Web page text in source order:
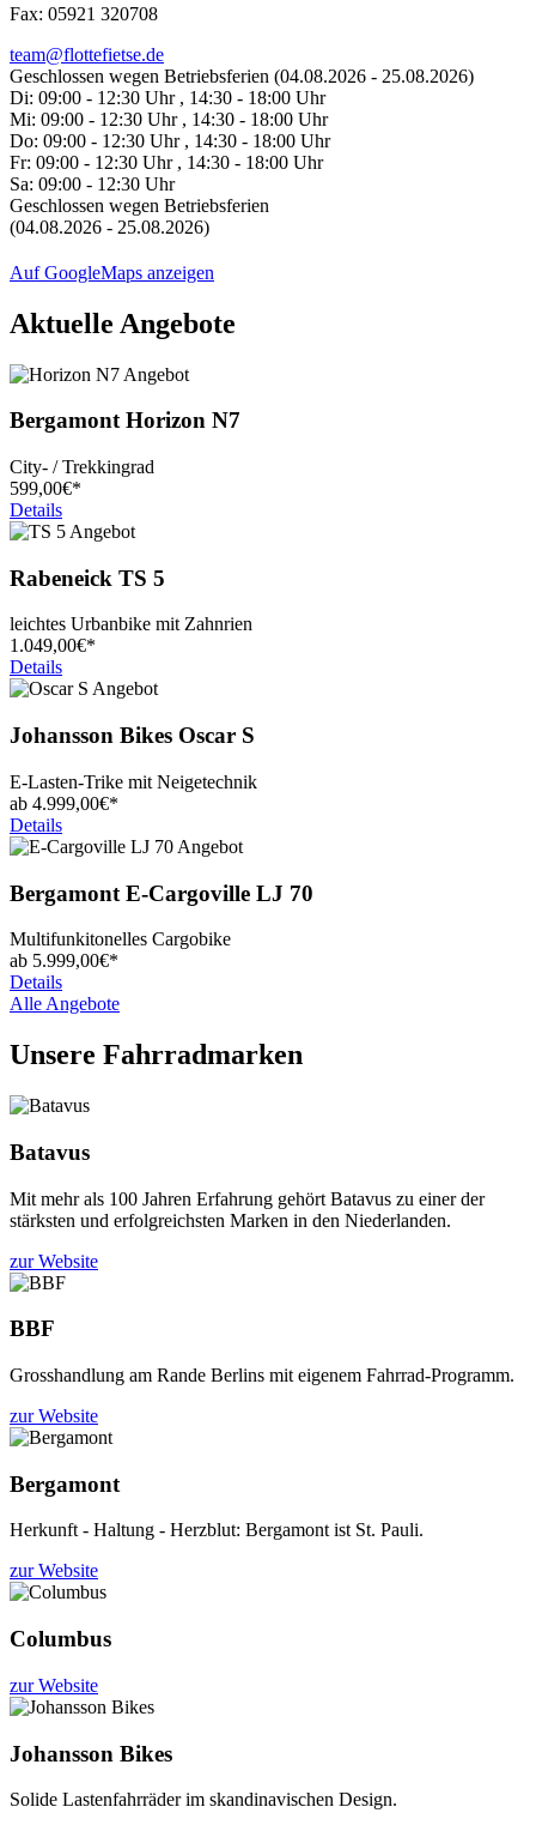
Fax: 05921 320708
team@flottefietse.de
Geschlossen wegen Betriebsferien (04.08.2026 - 25.08.2026)
Di: 09:00 - 12:30 Uhr , 14:30 - 18:00 Uhr
Mi: 09:00 - 12:30 Uhr , 14:30 - 18:00 Uhr
Do: 09:00 - 12:30 Uhr , 14:30 - 18:00 Uhr
Fr: 09:00 - 12:30 Uhr , 14:30 - 18:00 Uhr
Sa: 09:00 - 12:30 Uhr
Geschlossen wegen Betriebsferien
(04.08.2026 - 25.08.2026)
Auf GoogleMaps anzeigen
Aktuelle Angebote
BergamontHorizon N7
City- / Trekkingrad
599,00€*
Details
Rabeneick TS 5
leichtes Urbanbike mit Zahnrien
1.049,00€*
Details
Johansson Bikes Oscar S
E-Lasten-Trike mit Neigetechnik
ab 4.999,00€*
Details
Bergamont E-Cargoville LJ 70
Multifunkitonelles Cargobike
ab 5.999,00€*
Details
Alle Angebote
Unsere Fahrradmarken
Batavus
Mit mehr als 100 Jahren Erfahrung gehört Batavus zu einer der
stärksten und erfolgreichsten Marken in den Niederlanden.
zur Website
BBF
Grosshandlung am Rande Berlins mit eigenem Fahrrad-Programm.
zur Website
Bergamont
Herkunft - Haltung - Herzblut: Bergamont ist St. Pauli.
zur Website
Columbus
zur Website
Johansson Bikes
Solide Lastenfahrräder im skandinavischen Design.